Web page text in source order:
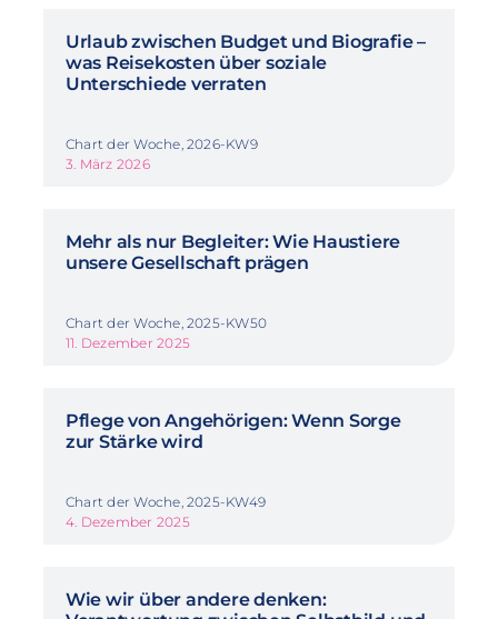
Urlaub zwischen Budget und Biografie –
was Reisekosten über soziale
Unterschiede verraten
Chart der Woche, 2026-KW9
3. März 2026
Mehr als nur Begleiter: Wie Haustiere
unsere Gesellschaft prägen
Chart der Woche, 2025-KW50
11. Dezember 2025
Pflege von Angehörigen: Wenn Sorge
zur Stärke wird
Chart der Woche, 2025-KW49
4. Dezember 2025
Wie wir über andere denken: